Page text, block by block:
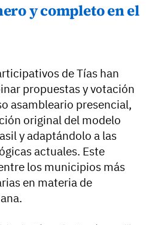
y completo en el
de Tías han
propuestas y votación
asambleario presencial,
original del modelo
y adaptándolo a las
actuales. Este
los municipios más
en materia de